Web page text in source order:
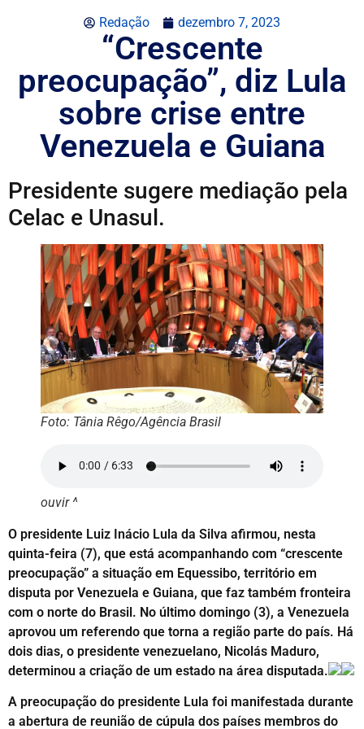
Redação dezembro 7, 2023
“Crescente
preocupação”, diz Lula
sobre crise entre
Venezuela e Guiana
Presidente sugere mediação pela
Celac e Unasul.
Foto: Tânia Rêgo/Agência Brasil
ouvir ^
O presidente Luiz Inácio Lula da Silva afirmou, nesta
quinta-feira (7), que está acompanhando com “crescente
preocupação” a situação em Equessibo, território em
disputa por Venezuela e Guiana, que faz também fronteira
com o norte do Brasil. No último domingo (3), a Venezuela
aprovou um referendo que torna a região parte do país. Há
dois dias, o presidente venezuelano, Nicolás Maduro,
determinou a criação de um estado na área disputada.
A preocupação do presidente Lula foi manifestada durante
a abertura de reunião de cúpula dos países membros do